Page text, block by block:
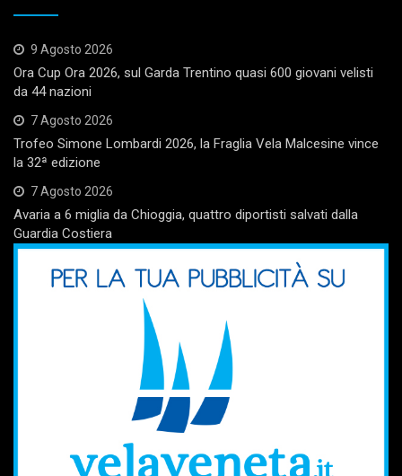
9 Agosto 2026
Ora Cup Ora 2026, sul Garda Trentino quasi 600 giovani velisti
da 44 nazioni
7 Agosto 2026
Trofeo Simone Lombardi 2026, la Fraglia Vela Malcesine vince
la 32ª edizione
7 Agosto 2026
Avaria a 6 miglia da Chioggia, quattro diportisti salvati dalla
Guardia Costiera